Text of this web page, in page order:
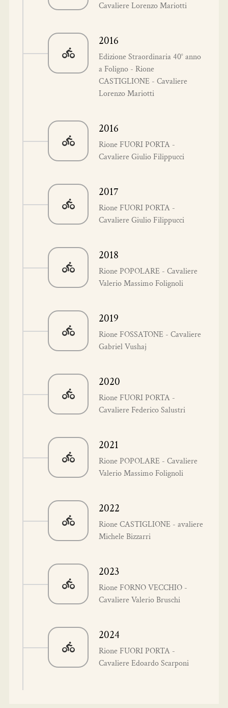
Cavaliere Lorenzo Mariotti
2016
Edizione Straordinaria 40° anno
a Foligno - Rione
CASTIGLIONE - Cavaliere
Lorenzo Mariotti
2016
Rione FUORI PORTA -
Cavaliere Giulio Filippucci
2017
Rione FUORI PORTA -
Cavaliere Giulio Filippucci
2018
Rione POPOLARE - Cavaliere
Valerio Massimo Folignoli
2019
Rione FOSSATONE - Cavaliere
Gabriel Vushaj
2020
Rione FUORI PORTA -
Cavaliere Federico Salustri
2021
Rione POPOLARE - Cavaliere
Valerio Massimo Folignoli
2022
Rione CASTIGLIONE - avaliere
Michele Bizzarri
2023
Rione FORNO VECCHIO -
Cavaliere Valerio Bruschi
2024
Rione FUORI PORTA -
Cavaliere Edoardo Scarponi